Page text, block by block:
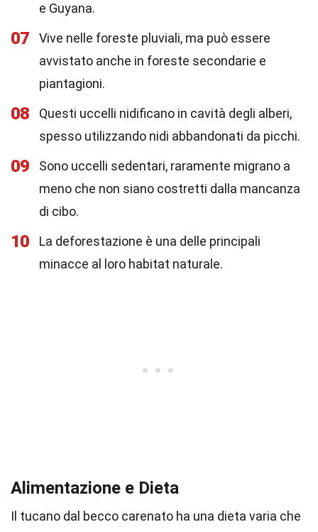
e Guyana.
07
Vive nelle foreste pluviali, ma può essere
avvistato anche in foreste secondarie e
piantagioni.
08
Questi uccelli nidificano in cavità degli alberi,
spesso utilizzando nidi abbandonati da picchi.
09
Sono uccelli sedentari, raramente migrano a
meno che non siano costretti dalla mancanza
di cibo.
10
La deforestazione è una delle principali
minacce al loro habitat naturale.
Alimentazione e Dieta
Il tucano dal becco carenato ha una dieta varia che